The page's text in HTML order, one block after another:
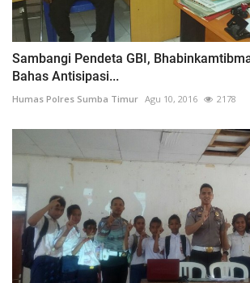
Sambangi Pendeta GBI,
Bahas Antisipasi...
Humas Polres Sumba Timur Agu 10, 2016 2178